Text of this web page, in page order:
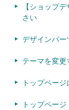
【ショップ
さい
デザインパ
テーマを変
トップペー
トップペー